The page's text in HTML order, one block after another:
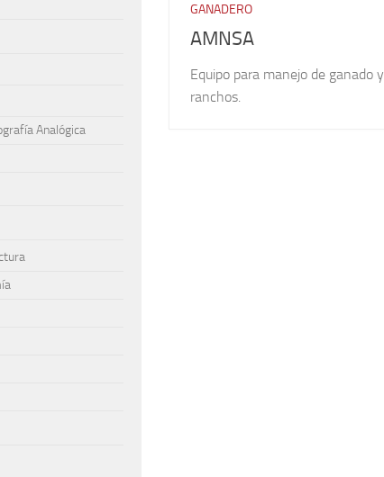
GANADERO
AMNSA
Equipo para manejo de ganado y
ranchos.
Analógica